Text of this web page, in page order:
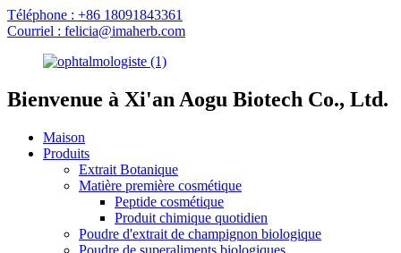
Téléphone : +86 18091843361
Courriel : felicia@imaherb.com
Bienvenue à Xi'an Aogu Biotech Co., Ltd.
Maison
Produits
Extrait Botanique
Matière première cosmétique
Peptide cosmétique
Produit chimique quotidien
Poudre d'extrait de champignon biologique
Poudre de superaliments biologiques